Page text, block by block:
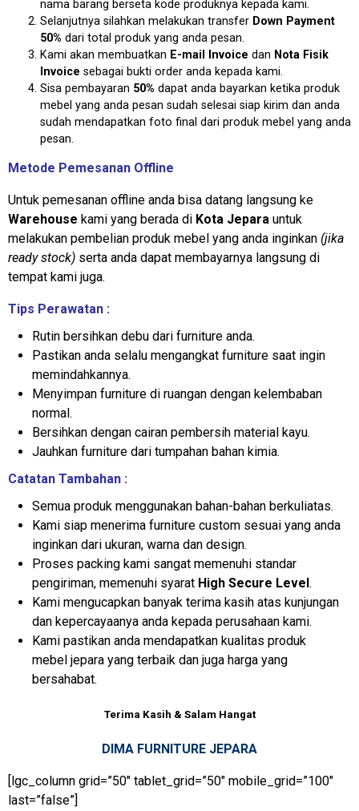
nama barang berseta kode produknya kepada kami.
Selanjutnya silahkan melakukan transfer Down Payment
50% dari total produk yang anda pesan.
Kami akan membuatkan E-mail Invoice dan Nota Fisik
Invoice sebagai bukti order anda kepada kami.
Sisa pembayaran 50% dapat anda bayarkan ketika produk
mebel yang anda pesan sudah selesai siap kirim dan anda
sudah mendapatkan foto final dari produk mebel yang anda
pesan.
Metode Pemesanan Offline
Untuk pemesanan offline anda bisa datang langsung ke
Warehouse kami yang berada di Kota Jepara untuk
melakukan pembelian produk mebel yang anda inginkan (jika
ready stock) serta anda dapat membayarnya langsung di
tempat kami juga.
Tips Perawatan :
Rutin bersihkan debu dari furniture anda.
Pastikan anda selalu mengangkat furniture saat ingin
memindahkannya.
Menyimpan furniture di ruangan dengan kelembaban
normal.
Bersihkan dengan cairan pembersih material kayu.
Jauhkan furniture dari tumpahan bahan kimia.
Catatan Tambahan :
Semua produk menggunakan bahan-bahan berkuliatas.
Kami siap menerima furniture custom sesuai yang anda
inginkan dari ukuran, warna dan design.
Proses packing kami sangat memenuhi standar
pengiriman, memenuhi syarat High Secure Level.
Kami mengucapkan banyak terima kasih atas kunjungan
dan kepercayaanya anda kepada perusahaan kami.
Kami pastikan anda mendapatkan kualitas produk
mebel jepara yang terbaik dan juga harga yang
bersahabat.
Terima Kasih & Salam Hangat
DIMA FURNITURE JEPARA
[lgc_column grid=”50″ tablet_grid=”50″ mobile_grid=”100″
last=”false”]